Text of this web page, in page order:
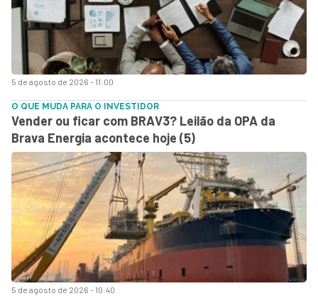
5 de agosto de 2026 - 11:00
5 de agosto de 2026 - 10:40
O QUE MUDA PARA O INVESTIDOR
Vender ou ficar com BRAV3? Leilão da OPA da
Brava Energia acontece hoje (5)